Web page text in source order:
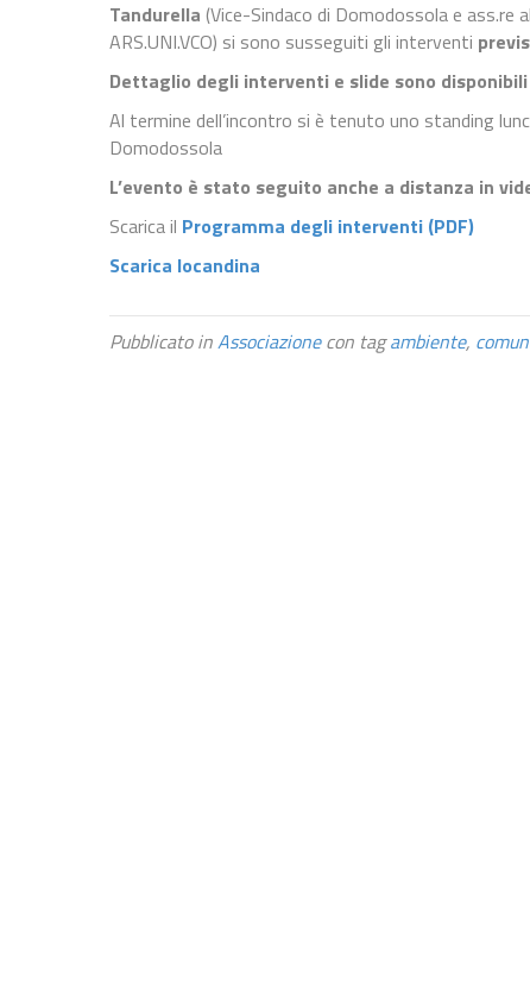
Tandurella (Vice-Sindaco di Domodossola e ass.re
ARS.UNI.VCO) si sono susseguiti gli interventi
Dettaglio degli interventi e slide sono disponibili
Al termine dell’incontro si è tenuto uno standing
Domodossola
L’evento è stato seguito anche a distanza in
Scarica il Programma degli interventi (PDF)
Scarica locandina
Pubblicato inAssociazionecon tagambiente,